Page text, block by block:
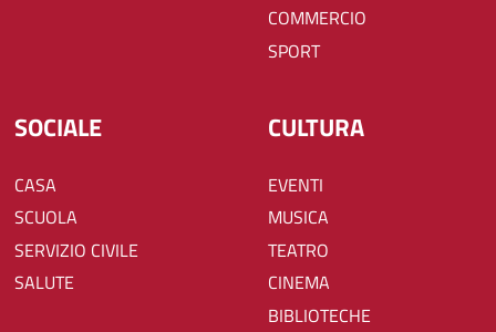
COMMERCIO
SPORT
SOCIALE
CASA
SCUOLA
SERVIZIO CIVILE
SALUTE
CULTURA
EVENTI
MUSICA
TEATRO
CINEMA
BIBLIOTECHE